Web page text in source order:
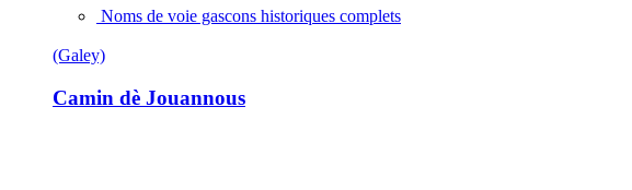
Noms de voie gascons historiques complets
(Galey)
Camin dè Jouannous